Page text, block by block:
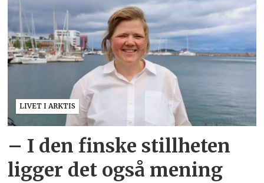
LIVET I ARKTIS
– I den finske stillheten
ligger det også mening